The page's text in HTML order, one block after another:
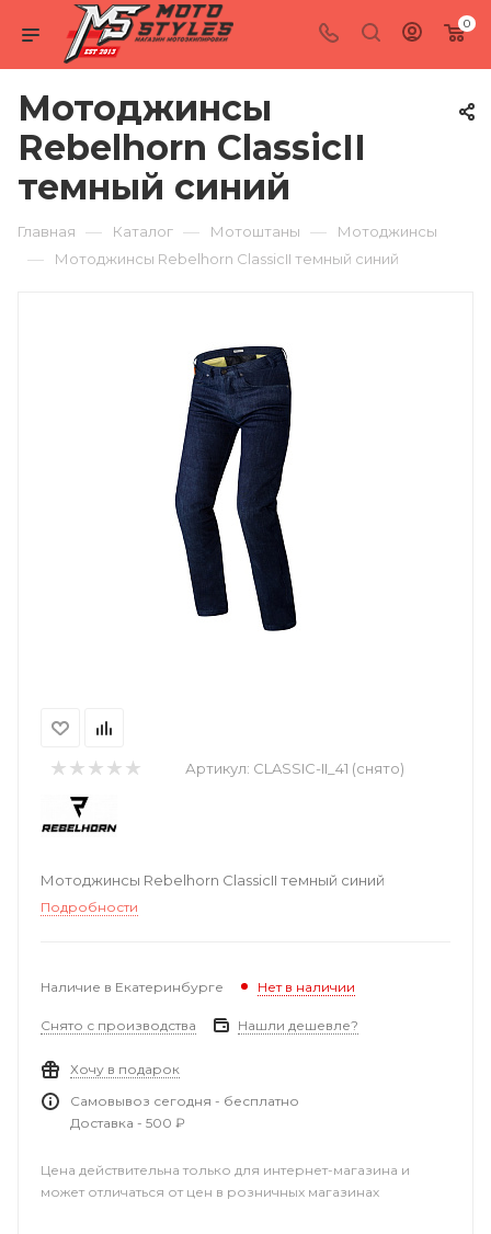
0
Мотоджинсы
Rebelhorn ClassicII
темный синий
Главная — Каталог — Мотоштаны — Мотоджинсы
— Мотоджинсы Rebelhorn ClassicII темный синий
Артикул: CLASSIC-II_41 (снято)
Мотоджинсы Rebelhorn ClassicII темный синий
Подробности
Наличие в Екатеринбурге Нет в наличии
Снято с производства Нашли дешевле?
Хочу в подарок
Самовывоз сегодня - бесплатно
Доставка - 500 ₽
Цена действительна только для интернет-магазина и
может отличаться от цен в розничных магазинах